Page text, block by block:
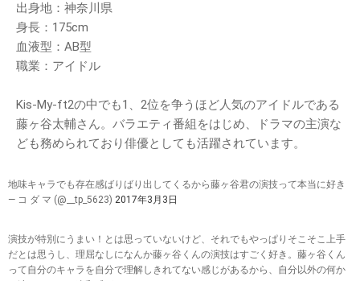
出身地：神奈川県
身長：175cm
血液型：AB型
職業：アイドル
Kis-My-ft2の中でも1、2位を争うほど人気のアイドルである
藤ヶ谷太輔さん。バラエティ番組をはじめ、ドラマの主演な
ども務められており俳優としても活躍されています。
地味キャラでも存在感ばりばり出してくるから藤ヶ谷君の演技って本当に好き
— コ ダ マ (@__tp_5623) 2017年3月3日
演技が特別にうまい！とは思っていないけど、それでもやっぱりそこそこ上手
だとは思うし、理屈なしになんか藤ヶ谷くんの演技はすごく好き。藤ヶ谷くん
って自分のキャラを自分で理解しきれてない感じがあるから、自分以外の何か